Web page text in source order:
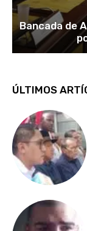
Bancada de
ÚLTIMOS